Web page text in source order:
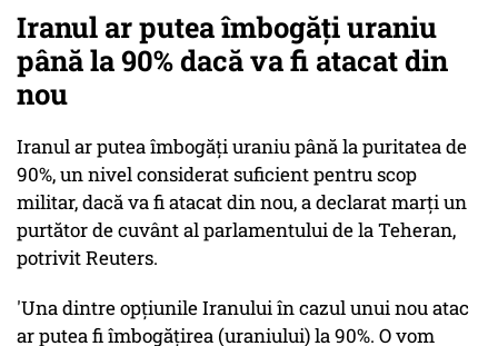
Iranul ar putea îmbogăţi uraniu
până la 90% dacă va fi atacat din
nou
Iranul ar putea îmbogăţi uraniu până la puritatea de
90%, un nivel considerat suficient pentru scop
militar, dacă va fi atacat din nou, a declarat marţi un
purtător de cuvânt al parlamentului de la Teheran,
potrivit Reuters.
'Una dintre opţiunile Iranului în cazul unui nou atac
ar putea fi îmbogăţirea (uraniului) la 90%. O vom